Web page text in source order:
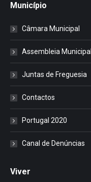
Município
Câmara Municipal
Assembleia Municipal
Juntas de Freguesia
Contactos
Portugal 2020
Canal de Denúncias
Viver